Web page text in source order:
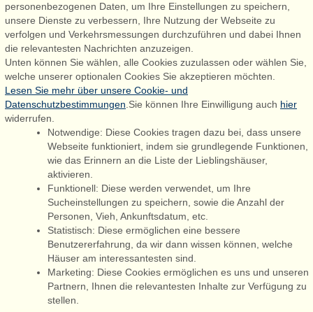
Admiral Strand Feriehuse, Lønne
Houstrupvej 170, Lønne
6830 Nørre Nebel
booking@admiralstrand.com
+45 70 60 87 78
Følg os på: Facebook
Admiral Strand Feriehuse ApS | CVR 27 23 39 10 |
Sie sind hier: Vorupør, nördliche Nordsee, Dänemark, Ferienhaus
personenbezogenen Daten, um Ihre Einstellungen zu speichern,
unsere Dienste zu verbessern, Ihre Nutzung der Webseite zu
verfolgen und Verkehrsmessungen durchzuführen und dabei Ihnen
die relevantesten Nachrichten anzuzeigen.
Unten können Sie wählen, alle Cookies zuzulassen oder wählen Sie,
welche unserer optionalen Cookies Sie akzeptieren möchten.
Lesen Sie mehr über unsere Cookie- und
Datenschutzbestimmungen .Sie können Ihre Einwilligung auch hier
widerrufen.
Notwendige: Diese Cookies tragen dazu bei, dass unsere
Webseite funktioniert, indem sie grundlegende Funktionen,
wie das Erinnern an die Liste der Lieblingshäuser,
aktivieren.
Funktionell: Diese werden verwendet, um Ihre
Sucheinstellungen zu speichern, sowie die Anzahl der
Personen, Vieh, Ankunftsdatum, etc.
Statistisch: Diese ermöglichen eine bessere
Benutzererfahrung, da wir dann wissen können, welche
Häuser am interessantesten sind.
Marketing: Diese Cookies ermöglichen es uns und unseren
Partnern, Ihnen die relevantesten Inhalte zur Verfügung zu
stellen.